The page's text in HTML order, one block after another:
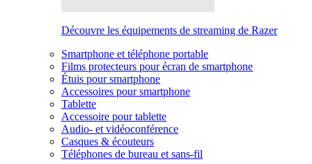
Découvre les équipements de streaming de Razer
Smartphone et téléphone portable
Films protecteurs pour écran de smartphone
Étuis pour smartphone
Accessoires pour smartphone
Tablette
Accessoire pour tablette
Audio- et vidéoconférence
Casques & écouteurs
Téléphones de bureau et sans-fil